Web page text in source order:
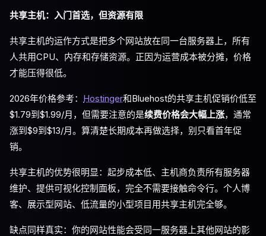
共享主机：入门首选，但资源有限
共享主机的运作方式是把多个网站放在同一台服务器上，所有
人共用CPU、内存和存储资源。正因为运营成本被分摊，价格
才能压得很低。
2026年价格参考： Hostinger和Bluehost的共享主机促销价低至
$1.79到$1.99/月，但需要注意的是续费价格会大幅上涨，通常
涨到$9到$13/月。算清楚长期成本再做选择，别只看首年促
销。
共享主机的优势很明显：起步成本低、主机商负责所有服务器
维护、提供可视化控制面板，完全不需要接触命令行。个人博
客、展示型网站、低流量的小型项目用共享主机完全够。
缺点同样真实：你的网站性能会受同一服务器上其他网站的影